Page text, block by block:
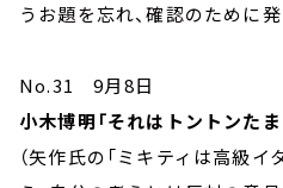
うお題を忘れ、確認のために
No.31 9月8日
小木博明「それはトントンたま
（矢作氏の「ミキティは高級